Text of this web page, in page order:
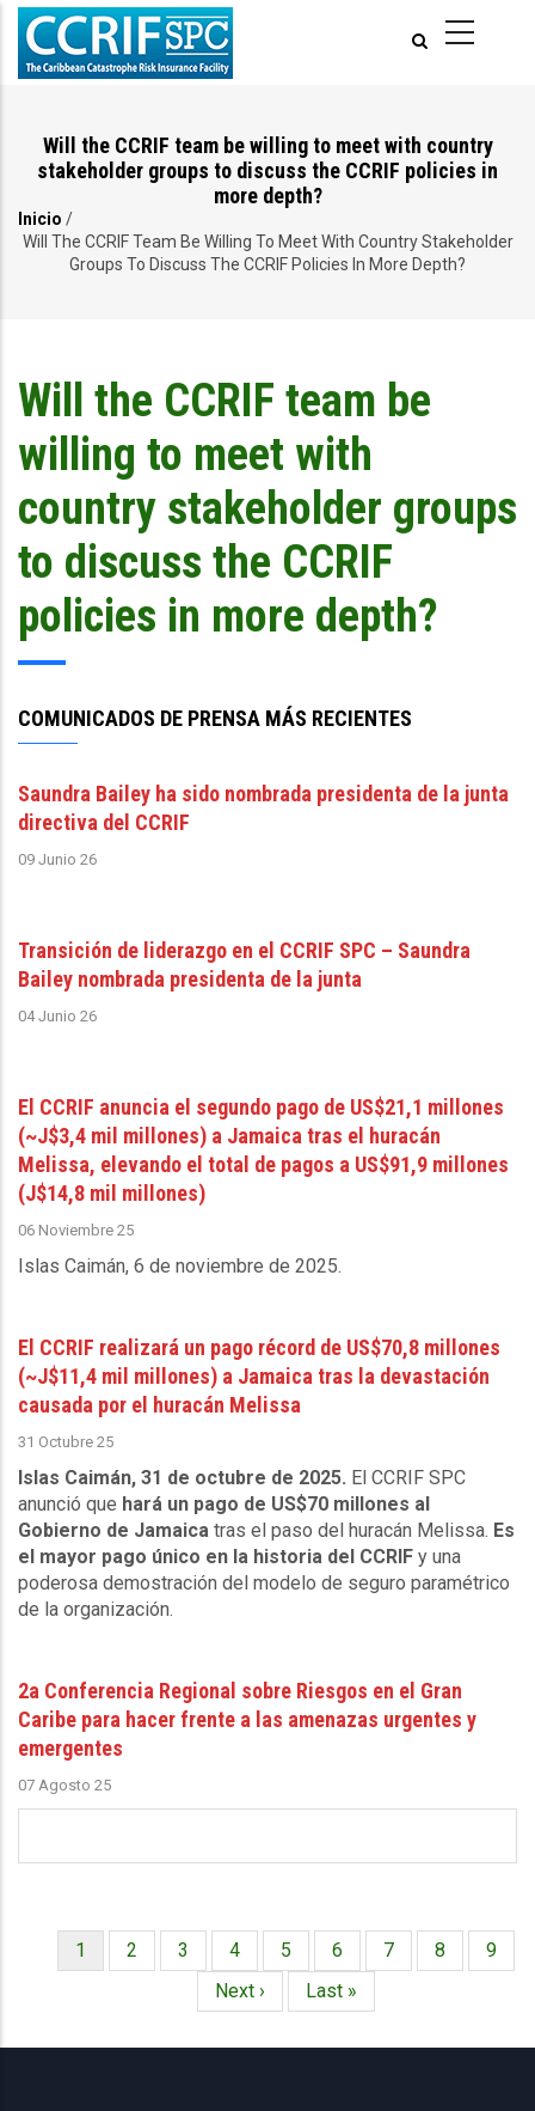
Pasar
contenido
Will the CCRIF team be willing to meet with country
stakeholder groups to discuss the CCRIF policies in
more depth?
Ruta
Inicio /
Will The CCRIF Team Be Willing To Meet With Country Stakeholder
Groups To Discuss The CCRIF Policies In More Depth?
Will the CCRIF team be
willing to meet with
country stakeholder groups
to discuss the CCRIF
policies in more depth?
COMUNICADOS DE PRENSA MÁS RECIENTES
Saundra Bailey ha sido nombrada presidenta de la junta
directiva del CCRIF
09 Junio 26
Transición de liderazgo en el CCRIF SPC – Saundra
Bailey nombrada presidenta de la junta
04 Junio 26
El CCRIF anuncia el segundo pago de US$21,1 millones
(~J$3,4 mil millones) a Jamaica tras el huracán
Melissa, elevando el total de pagos a US$91,9 millones
(J$14,8 mil millones)
06 Noviembre 25
Islas Caimán, 6 de noviembre de 2025.
El CCRIF realizará un pago récord de US$70,8 millones
(~J$11,4 mil millones) a Jamaica tras la devastación
causada por el huracán Melissa
31 Octubre 25
Islas Caimán, 31 de octubre de 2025. El CCRIF SPC
anunció que hará un pago de US$70 millones al
Gobierno de Jamaica tras el paso del huracán Melissa. Es
el mayor pago único en la historia del CCRIF y una
poderosa demostración del modelo de seguro paramétrico
de la organización.
2a Conferencia Regional sobre Riesgos en el Gran
Caribe para hacer frente a las amenazas urgentes y
emergentes
07 Agosto 25
Paginación
Página
actual
1 Página
2 Página
3 Página
4 Página
5 Página
6 Página
7 Página
8
9
Siguiente
página
Next ›
Última
página
Last »